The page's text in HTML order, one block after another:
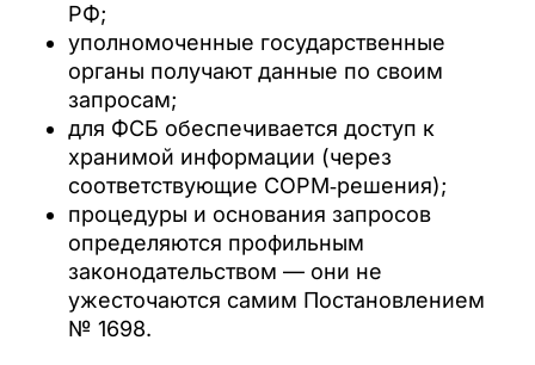
РФ;
уполномоченные государственные
органы получают данные по своим
запросам;
для ФСБ обеспечивается доступ к
хранимой информации (через
соответствующие СОРМ‑решения);
процедуры и основания запросов
определяются профильным
законодательством — они не
ужесточаются самим Постановлением
№ 1698.